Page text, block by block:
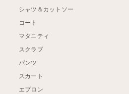
シャツ＆カットソー
コート
マタニティ
スクラブ
パンツ
スカート
エプロン